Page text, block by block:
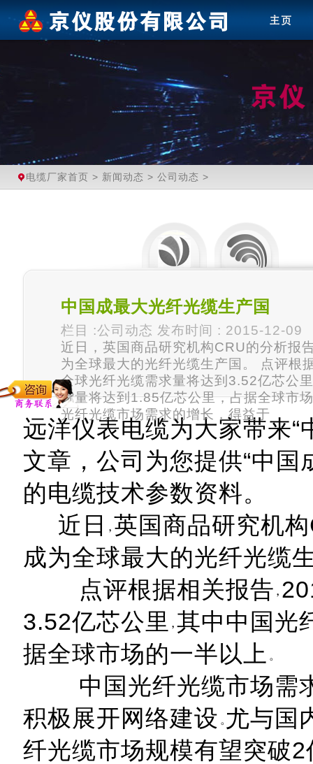
电缆厂家首页 > 新闻动态 > 公司动态 >
中国成最大光纤光缆生产国
栏目 :公司动态 发布时间 : 2015-12-09
近日，英国商品研究机构CRU的分析报
为全球最大的光纤光缆生产国。 点评根
全球光纤光缆需求量将达到3.52亿芯公
货量将达到1.85亿芯公里，占据全球市
光纤光缆市场需求的增长，得益于
远洋仪表电缆为大家带来“
文章，公司为您提供“中国
的电缆技术参数资料。
近日 英国商品研究机
成为全球最大的光纤光缆
点评根据相关报告
3.52亿芯公里 其中中国光
据全球市场的一半以上
中国光纤光缆市场需
积极展开网络建设 尤与国
纤光缆市场规模有望突破2